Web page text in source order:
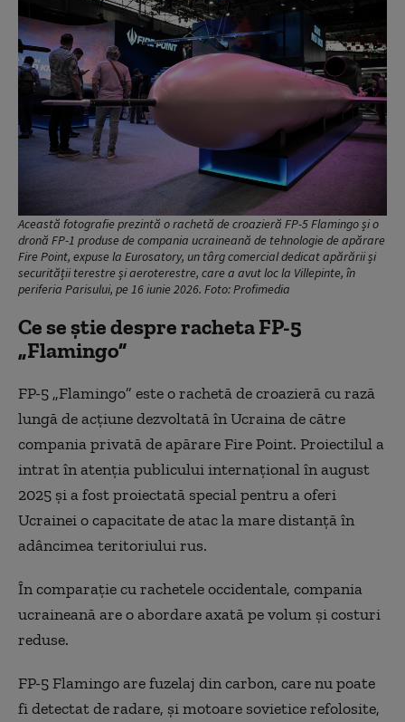
Această fotografie prezintă o rachetă de croazieră FP-5 Flamingo și o
dronă FP-1 produse de compania ucraineană de tehnologie de apărare
Fire Point, expuse la Eurosatory, un târg comercial dedicat apărării și
securității terestre și aeroterestre, care a avut loc la Villepinte, în
periferia Parisului, pe 16 iunie 2026. Foto: Profimedia
Ce se știe despre racheta FP-5
„Flamingo”
FP-5 „Flamingo” este o rachetă de croazieră cu rază
lungă de acțiune dezvoltată în Ucraina de către
compania privată de apărare Fire Point. Proiectilul a
intrat în atenția publicului internațional în august
2025 și a fost proiectată special pentru a oferi
Ucrainei o capacitate de atac la mare distanță în
adâncimea teritoriului rus.
În comparație cu rachetele occidentale, compania
ucraineană are o abordare axată pe volum și costuri
reduse.
FP-5 Flamingo are fuzelaj din carbon, care nu poate
fi detectat de radare, și motoare sovietice refolosite,